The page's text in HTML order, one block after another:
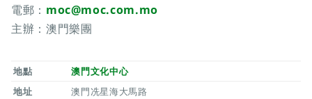
電郵： moc@moc.com.mo
主辦：澳門樂團
地點
澳門文化中心
地址
澳門冼星海大馬路